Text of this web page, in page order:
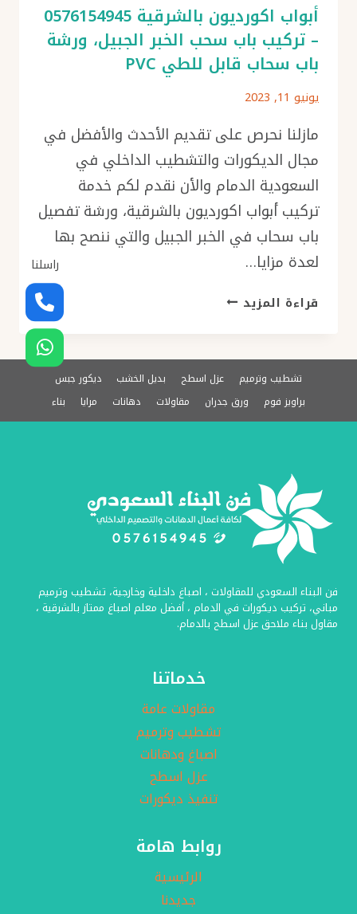
أبواب اكورديون بالشرقية 0576154945
– تركيب باب سحب الخبر الجبيل، ورشة
باب سحاب قابل للطي PVC
يونيو 11, 2023
مازلنا نحرص على تقديم الأحدث والأفضل في
مجال الديكورات والتشطيب الداخلي في
السعودية الدمام والأن نقدم لكم خدمة
تركيب أبواب اكورديون بالشرقية، ورشة تفصيل
باب سحاب في الخبر الجبيل والتي ننصح بها
لعدة مزايا…
قراءة المزيد أبواب
0576154945
–
تركيب
باب
ورشة
باب
سحاب
PVC
تشطيب وترميم عزل اسطح بديل الخشب
ديكور جبس
براويز فوم
ورق جدران مقاولات دهانات مرايا بناء
فن البناء السعودي للمقاولات ، اصباغ داخلية وخارجية، تشطيب وترميم
مباني، تركيب ديكورات في الدمام ، أفضل معلم اصباغ ممتاز بالشرقية ،
مقاول بناء ملاحق عزل اسطح بالدمام.
خدماتنا
مقاولات عامة
تشطيب وترميم
اصباغ ودهانات
عزل اسطح
تنفيذ ديكورات
روابط هامة
الرئيسية
جديدنا
راسلنا